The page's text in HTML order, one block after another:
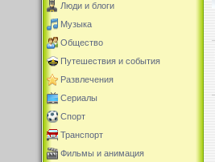
Люди и блоги
Музыка
Общество
Путешествия и события
Развлечения
Сериалы
Спорт
Транспорт
Фильмы и анимация